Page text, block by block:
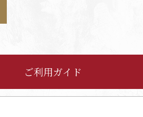
ご利用ガイド